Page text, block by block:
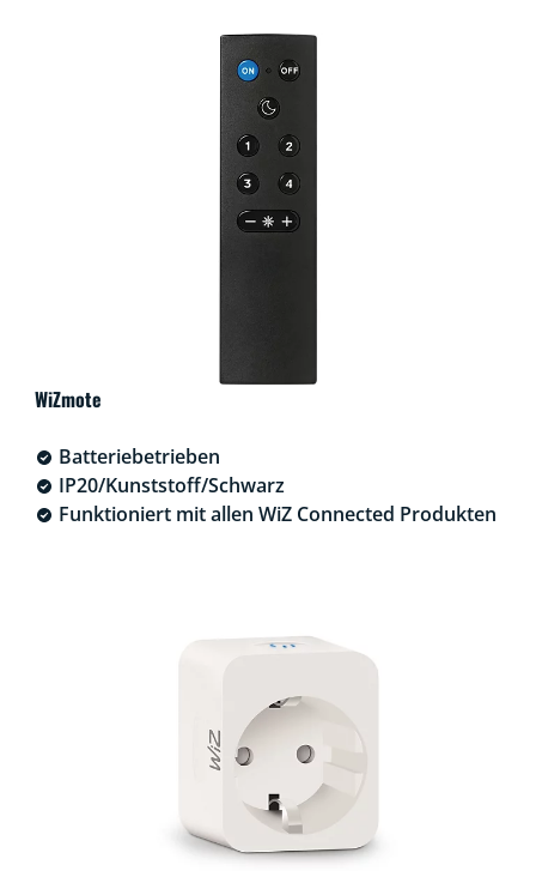
WiZmote
Batteriebetrieben
IP20/Kunststoff/Schwarz
Funktioniert mit allen WiZ Connected Produkten